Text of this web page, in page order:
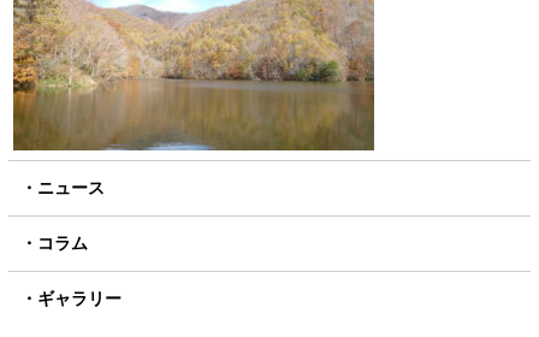
ニュース
コラム
ギャラリー